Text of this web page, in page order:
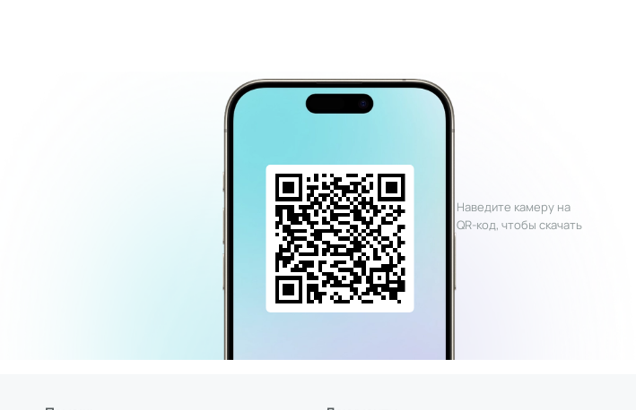
Наведите камеру на
QR-код, чтобы скачать